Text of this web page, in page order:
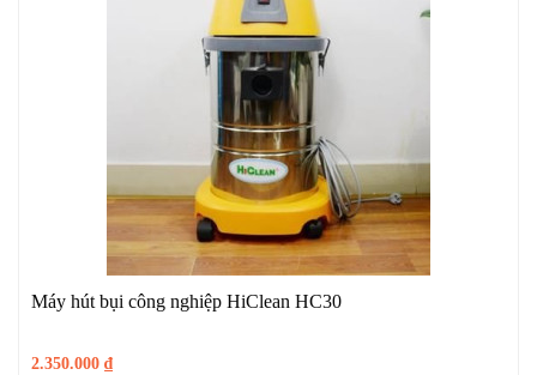
Máy hút bụi công nghiệp HiClean HC30
2.350.000 ₫